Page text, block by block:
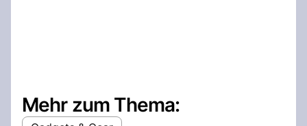
Mehr zum Thema: